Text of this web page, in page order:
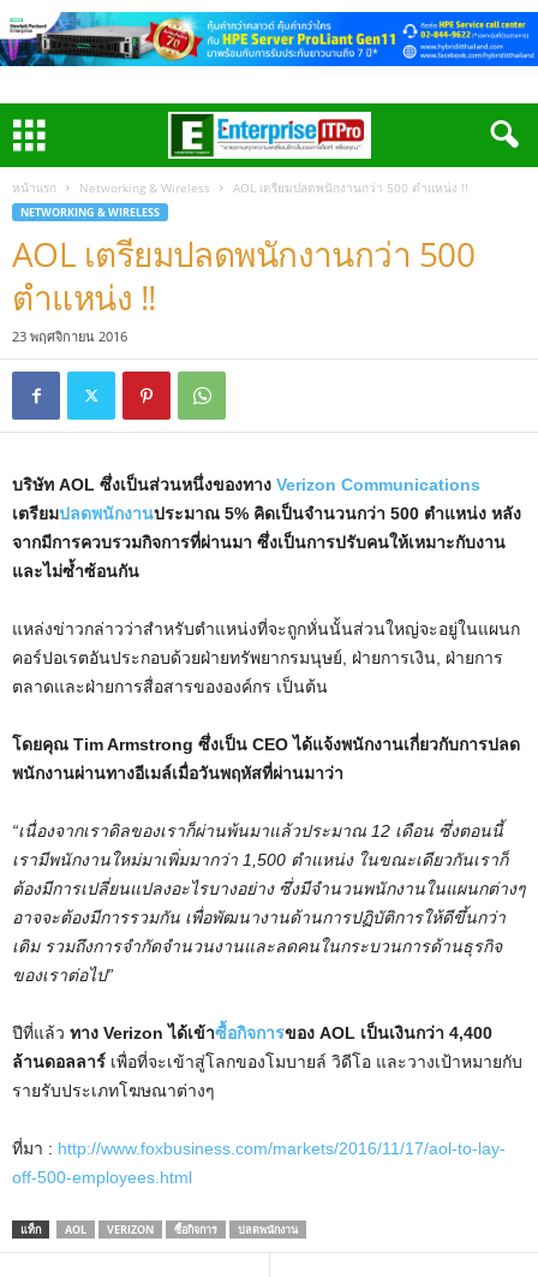
หน้าแรก Networking & Wireless AOL เตรียมปลดพนักงานกว่า 500 ตำแหน่ง !!
NETWORKING & WIRELESS
AOL เตรียมปลดพนักงานกว่า 500
ตำแหน่ง !!
23 พฤศจิกายน 2016
บริษัท AOL ซึ่งเป็นส่วนหนึ่งของทาง Verizon Communications
เตรียมปลดพนักงานประมาณ 5% คิดเป็นจำนวนกว่า 500 ตำแหน่ง หลัง
จากมีการควบรวมกิจการที่ผ่านมา ซึ่งเป็นการปรับคนให้เหมาะกับงาน
และไม่ซ้ำซ้อนกัน
แหล่งข่าวกล่าวว่าสำหรับตำแหน่งที่จะถูกหั่นนั้นส่วนใหญ่จะอยู่ในแผนก
คอร์ปอเรตอันประกอบด้วยฝ่ายทรัพยากรมนุษย์, ฝ่ายการเงิน, ฝ่ายการ
ตลาดและฝ่ายการสื่อสารขององค์กร เป็นต้น
โดยคุณ Tim Armstrong ซึ่งเป็น CEO ได้แจ้งพนักงานเกี่ยวกับการปลด
พนักงานผ่านทางอีเมล์เมื่อวันพฤหัสที่ผ่านมาว่า
“เนื่องจากเราดิลของเราก็ผ่านพ้นมาแล้วประมาณ 12 เดือน ซึ่งตอนนี้
เรามีพนักงานใหม่มาเพิ่มมากว่า 1,500 ตำแหน่ง ในขณะเดียวกันเราก็
ต้องมีการเปลี่ยนแปลงอะไรบางอย่าง ซึ่งมีจำนวนพนักงานในแผนกต่างๆ
อาจจะต้องมีการรวมกัน เพื่อพัฒนางานด้านการปฏิบัติการให้ดีขึ้นกว่า
เดิม รวมถึงการจำกัดจำนวนงานและลดคนในกระบวนการด้านธุรกิจ
ของเราต่อไป”
ปีที่แล้ว ทาง Verizon ได้เข้าซื้อกิจการของ AOL เป็นเงินกว่า 4,400
ล้านดอลลาร์ เพื่อที่จะเข้าสู่โลกของโมบายล์ วิดีโอ และวางเป้าหมายกับ
รายรับประเภทโฆษณาต่างๆ
ที่มา : http://www.foxbusiness.com/markets/2016/11/17/aol-to-lay-
off-500-employees.html
แท็ก AOL VERIZON ซื้อกิจการ ปลดพนักงาน